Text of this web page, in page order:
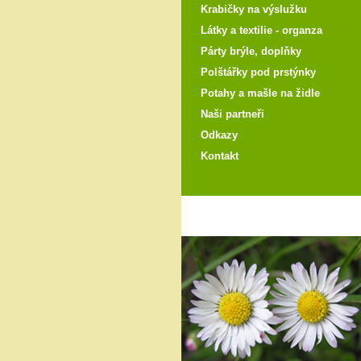
Krabičky na výslužku
Látky a textilie - organza
Párty brýle, doplňky
Polštářky pod prstýnky
Potahy a mašle na židle
Naši partneři
Odkazy
Kontakt